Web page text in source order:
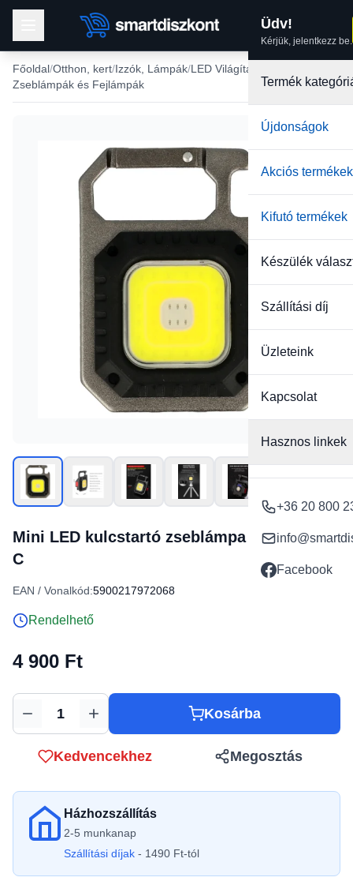
Üdv!
Kérjük, jelentkezz be.
Termék
Újdonságok
Akciós termékek
Kifutó termékek
Készülék
Szállítási díj
Üzleteink
Kapcsolat
Hasznos linkek
+36 20 800
Facebook
Főoldal Otthon, kert Izzók, Lámpák LED Világítások
Zseblámpák és Fejlámpák
Mini LED kulcstartó zseblámpa W5130 Type
C
EAN / Vonalkód:5900217972068
Rendelhető
4 900 Ft
Mennyiség Kosárba
Kedvencekhez Megosztás
Házhozszállítás
2-5 munkanap
Szállítási díjak - 1490 Ft-tól